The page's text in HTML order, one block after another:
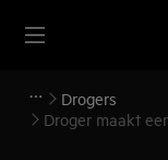
Drogers
Droger maakt